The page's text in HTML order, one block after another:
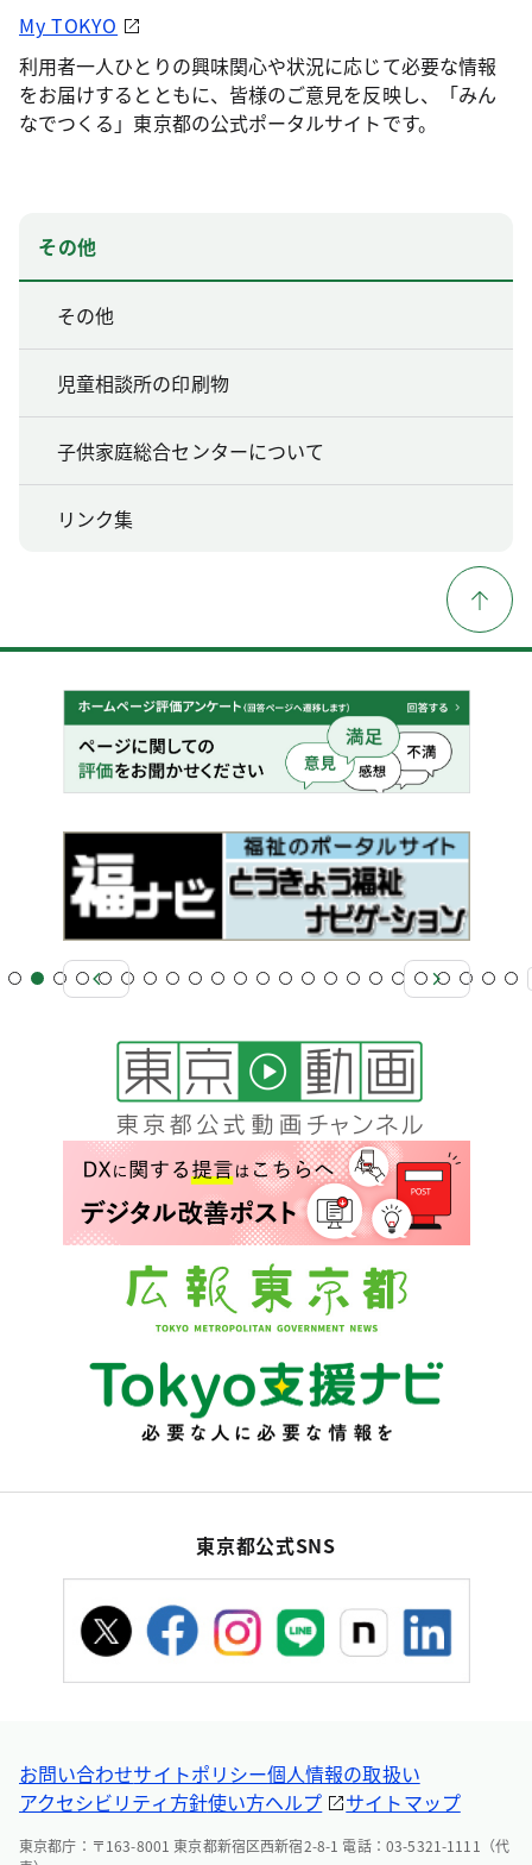
My TOKYO
利用者一人ひとりの興味関心や状況に応じて必要な情報
をお届けするとともに、皆様のご意見を反映し、「みん
なでつくる」東京都の公式ポータルサイトです。
その他
その他
児童相談所の印刷物
子供家庭総合センターについて
リンク集
東京都公式SNS
お問い合わせサイトポリシー個人情報の取扱い
アクセシビリティ方針使い方ヘルプ サイトマップ
東京都庁：〒163-8001 東京都新宿区西新宿2-8-1 電話：03-5321-1111（代